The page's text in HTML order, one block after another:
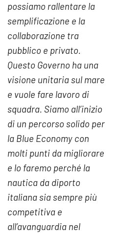
possiamo rallentare la
semplificazione e la
collaborazione tra
pubblico e privato.
Questo Governo ha una
visione unitaria sul mare
e vuole fare lavoro di
squadra. Siamo all’inizio
di un percorso solido per
la Blue Economy con
molti punti da migliorare
e lo faremo perché la
nautica da diporto
italiana sia sempre più
competitiva e
all’avanguardia nel